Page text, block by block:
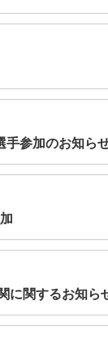
参加のお知ら
に関するお知ら